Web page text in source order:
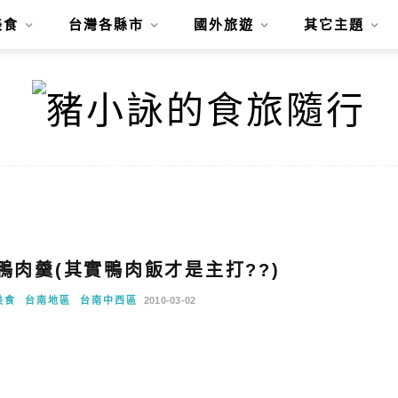
食 台灣各縣市 國外旅遊 其它主題
肉羹(其實鴨肉飯才是主打??)
食 台南地區 台南中西區 2010-03-02